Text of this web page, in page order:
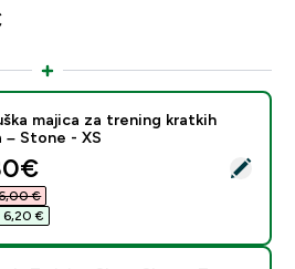
- MP muška majica za trening
majica za trening kratkih
– Stone - XS
price
€‎
6,20 €‎